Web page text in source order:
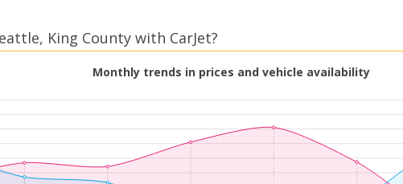
King County with CarJet?
Monthly trends in prices and vehicle availability